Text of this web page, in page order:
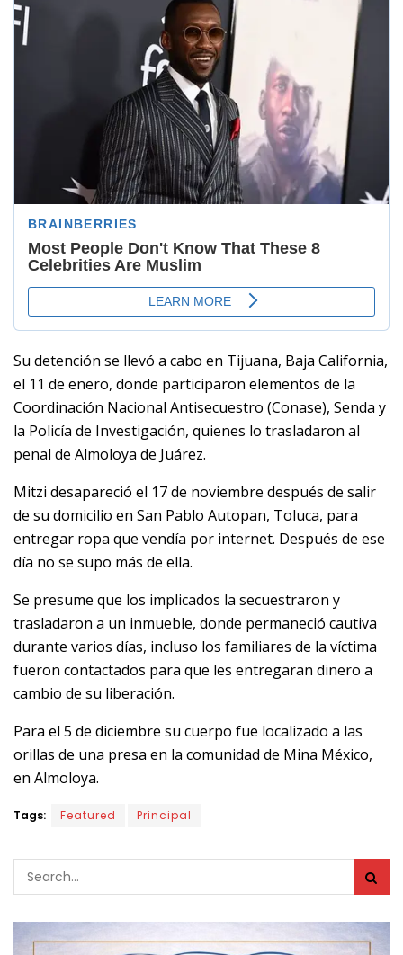
Su detención se llevó a cabo en Tijuana, Baja California,
el 11 de enero, donde participaron elementos de la
Coordinación Nacional Antisecuestro (Conase), Senda y
la Policía de Investigación, quienes lo trasladaron al
penal de Almoloya de Juárez.
Mitzi desapareció el 17 de noviembre después de salir
de su domicilio en San Pablo Autopan, Toluca, para
entregar ropa que vendía por internet. Después de ese
día no se supo más de ella.
Se presume que los implicados la secuestraron y
trasladaron a un inmueble, donde permaneció cautiva
durante varios días, incluso los familiares de la víctima
fueron contactados para que les entregaran dinero a
cambio de su liberación.
Para el 5 de diciembre su cuerpo fue localizado a las
orillas de una presa en la comunidad de Mina México,
en Almoloya.
Tags: Featured Principal